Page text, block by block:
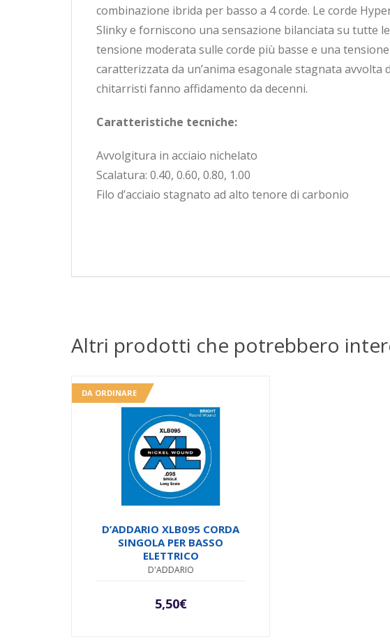
combinazione ibrida per basso a 4 corde. Le corde
Slinky e forniscono una sensazione bilanciata su tutte
tensione moderata sulle corde più basse e una
caratterizzata da un’anima esagonale stagnata avvolta
chitarristi fanno affidamento da decenni.
Caratteristiche tecniche:
Avvolgitura in acciaio nichelato
Scalatura: 0.40, 0.60, 0.80, 1.00
Filo d’acciaio stagnato ad alto tenore di carbonio
Altri prodotti che potrebbero
DA ORDINARE
D’ADDARIO XLB095 CORDA
SINGOLA PER BASSO
ELETTRICO
D'ADDARIO
5,50€